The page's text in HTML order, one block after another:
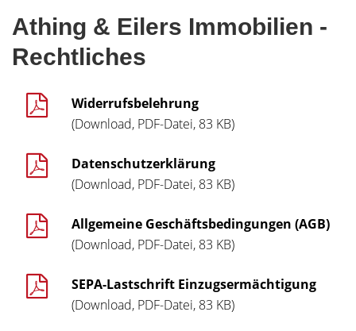
Athing & Eilers Immobilien -
Rechtliches
Widerrufsbelehrung
(Download, PDF-Datei, 83 KB)
Datenschutzerklärung
(Download, PDF-Datei, 83 KB)
Allgemeine Geschäftsbedingungen (AGB)
(Download, PDF-Datei, 83 KB)
SEPA-Lastschrift Einzugsermächtigung
(Download, PDF-Datei, 83 KB)